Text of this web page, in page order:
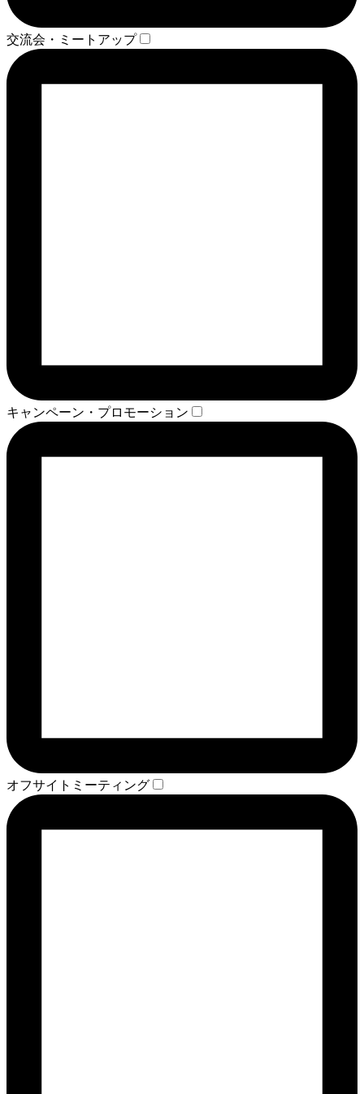
交流会・ミートアップ
キャンペーン・プロモーション
オフサイトミーティング